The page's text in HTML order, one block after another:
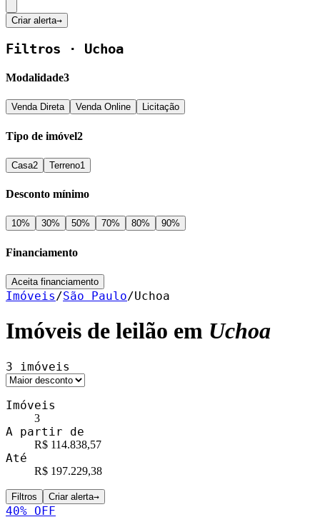
Criar alerta→
Filtros · Uchoa
Modalidade3
Venda Direta Venda Online Licitação
Tipo de imóvel2
Casa2 Terreno1
Desconto mínimo
10% 30% 50% 70% 80% 90%
Financiamento
Aceita financiamento
Imóveis/São Paulo/Uchoa
Imóveis de leilão em Uchoa
3 imóveis
Imóveis
3
A partir de
R$ 114.838,57
Até
R$ 197.229,38
Filtros Criar alerta→
40% OFF